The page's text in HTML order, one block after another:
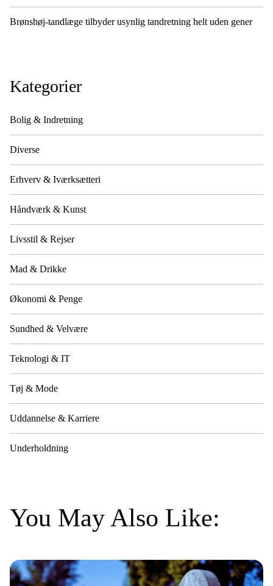
Brønshøj-tandlæge tilbyder usynlig tandretning helt uden gener
Kategorier
Bolig & Indretning
Diverse
Erhverv & Iværksætteri
Håndværk & Kunst
Livsstil & Rejser
Mad & Drikke
Økonomi & Penge
Sundhed & Velvære
Teknologi & IT
Tøj & Mode
Uddannelse & Karriere
Underholdning
You May Also Like: